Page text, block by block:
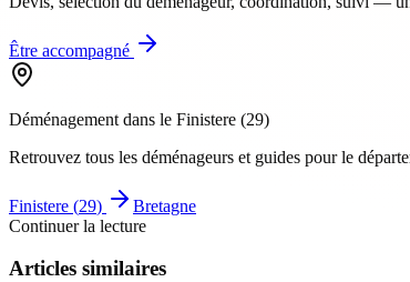
Être accompagné
Déménagement dans le Finistere (29)
Retrouvez tous les déménageurs et guides pour le
Finistere (29)
Bretagne
Continuer la lecture
Articles similaires